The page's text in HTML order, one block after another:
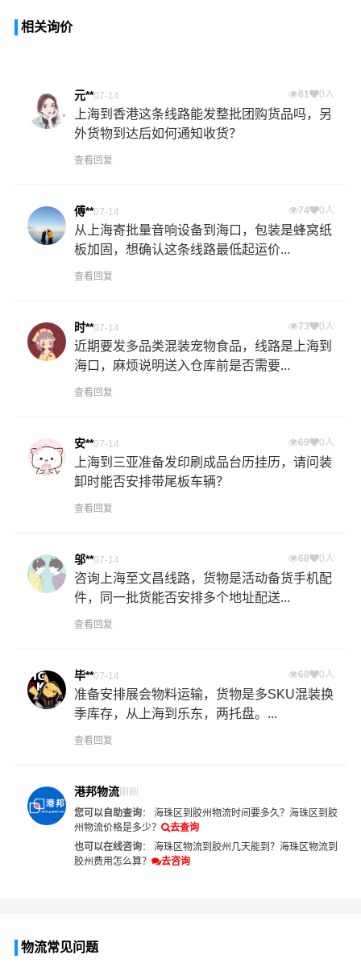
相关询价
元**07-14 81 0人
上海到香港这条线路能发整批团购货品吗，另
外货物到达后如何通知收货？
查看回复
傅**07-14 74 0人
从上海寄批量音响设备到海口，包装是蜂窝纸
板加固，想确认这条线路最低起运价...
查看回复
时**07-14 73 0人
近期要发多品类混装宠物食品，线路是上海到
海口，麻烦说明送入仓库前是否需要...
查看回复
安**07-14 69 0人
上海到三亚准备发印刷成品台历挂历，请问装
卸时能否安排带尾板车辆？
查看回复
邬**07-14 68 0人
咨询上海至文昌线路，货物是活动备货手机配
件，同一批货能否安排多个地址配送...
查看回复
毕**07-14 68 0人
准备安排展会物料运输，货物是多SKU混装换
季库存，从上海到乐东，两托盘。...
查看回复
港邦物流刚刚
您可以自助查询： 海珠区到胶州物流时间要多久？ 海珠区到胶
州物流价格是多少？
去查询
也可以在线咨询： 海珠区物流到胶州几天能到？ 海珠区物流到
胶州费用怎么算？
去咨询
物流常见问题